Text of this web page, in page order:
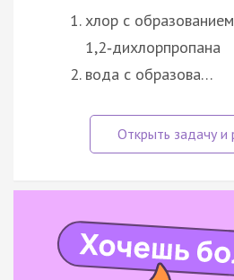
хлор с образованием
1,2‑дихлорпропана
вода с образова…